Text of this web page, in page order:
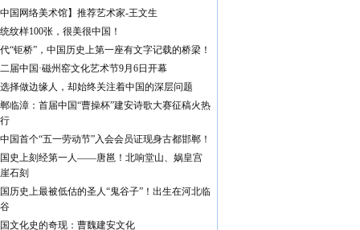
中国网络美术馆】推荐艺术家-王文生
纹样100张，很美很中国！
“钜桥”，中国历史上第一座有文字记载的桥梁！
届中国·磁州窑文化艺术节9月6日开幕
择做边缘人，却始终关注着中国的深层问题
临漳：首届中国“曹操杯”建安诗歌大赛征稿火热
国首个“五一劳动节”入会会员证现身古都邯郸！
史上刻经第一人——唐邕！北响堂山、娲皇宫
石刻
历史上最被低估的圣人“鬼谷子”！出生在河北临
文化史的奇现：曹魏建安文化